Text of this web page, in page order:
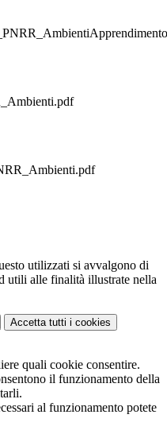
utilizzati si avvalgono di
utili alle finalità illustrate nella
Accetta tutti i cookies
quali cookie consentire.
il funzionamento della
al funzionamento potete